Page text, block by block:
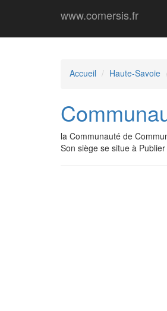
www.comersis.fr
Accueil Haute-Savoie
la Communauté de
Son siège se situe à